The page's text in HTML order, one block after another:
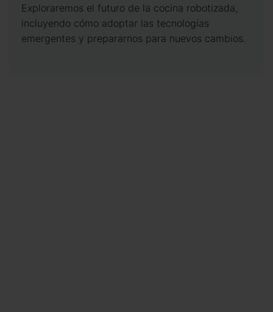
Exploraremos el futuro de la cocina robotizada,
incluyendo cómo adoptar las tecnologías
emergentes y prepararnos para nuevos cambios.